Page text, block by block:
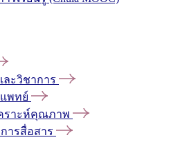
ะวิชาการ
พทย์
ราะห์คุณภาพ
ารสื่อสาร